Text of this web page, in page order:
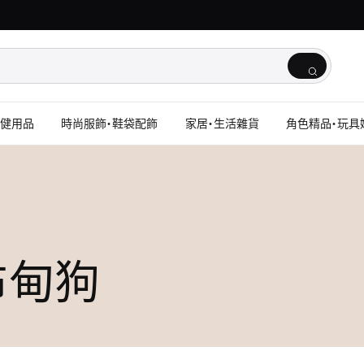
用品 時尚服飾・鞋袋配飾 家居・生活雜貨 角色精品・玩具
狗